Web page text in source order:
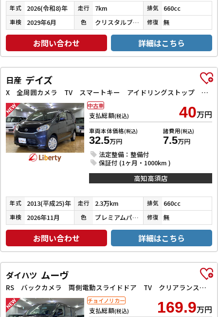
年式 2026(令和8)年 走行 7km 排気 660cc
車検 2029年6月 色 クリスタルブラックパール 修復 無
お問い合わせ 詳細はこちら
日産 デイズ
X 全周囲カメラ TV スマートキー アイドリングストップ 電動格納ミラー ベンチシート CVT 盗難防止システム ABS ミュージックプレイヤー接続可 衝突安全ボディ エアコン パワーステアリング
支払総額(税込) 40万円
車両本体価格(税込)
32.5万円
諸費用(税込)
7.5万円
法定整備：整備付
保証付 (1ヶ月・1000km )
中古車
高知高須店
年式 2013(平成25)年 走行 2.3万km 排気 660cc
車検 2026年11月 色 プレミアムパープルパール 修復 無
お問い合わせ 詳細はこちら
ダイハツ ムーヴ
RS バックカメラ 両側電動スライドドア TV クリアランスソナー オートクルーズコントロール 衝突被害軽減システム オートライト LEDヘッドランプ スマートキー アイドリングストップ 電動格納ミラー
支払総額(税込) 169.9万円
チョイノリカー